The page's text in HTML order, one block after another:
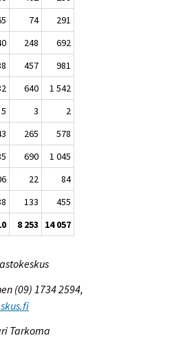
74
291
248
692
457
981
640
1 542
5 3
2
265
578
690
1 045
22
84
133
455
8 253 14 057
(09) 1734 2594,
Tarkoma